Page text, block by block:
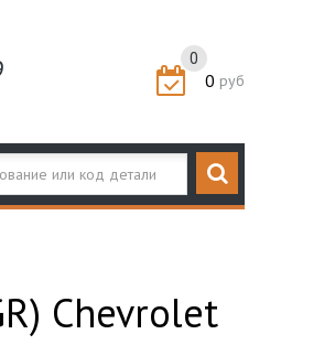
0
0 руб
Chevrolet